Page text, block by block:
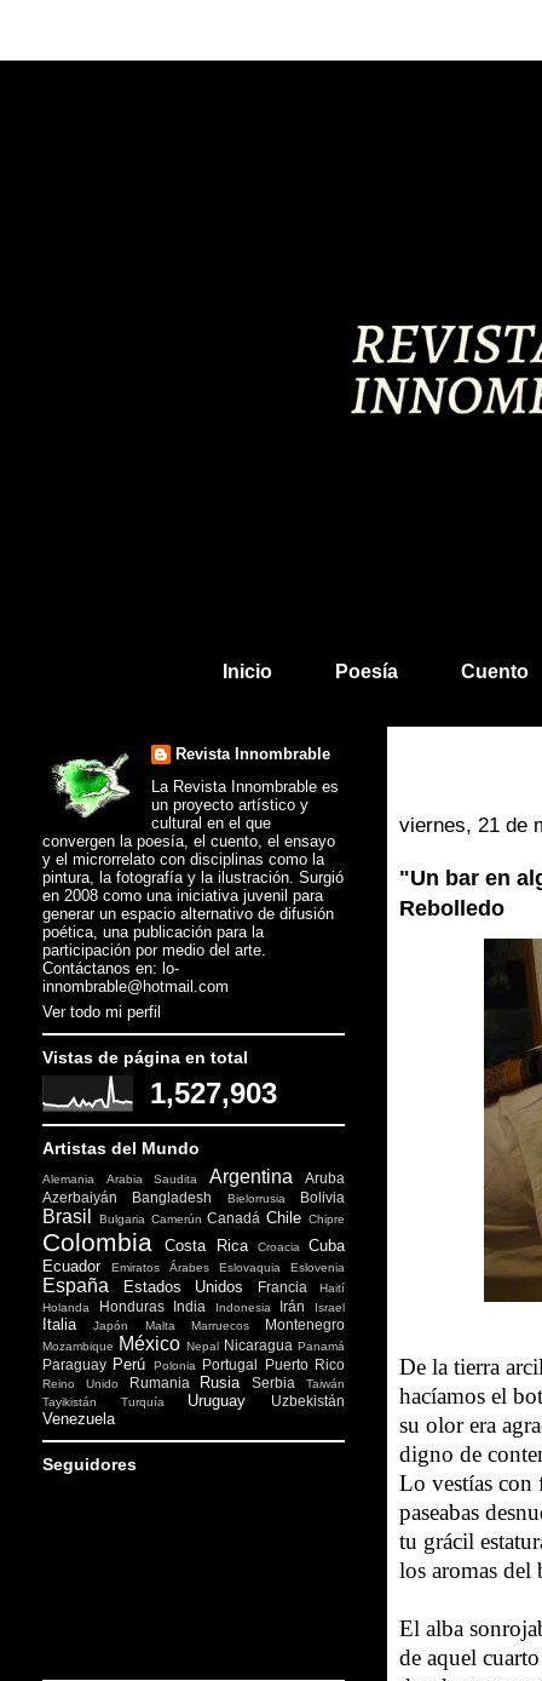
Inicio Poesía Cuento
viernes, 21 de
"Un bar en
Rebolledo
De la tierra
hacíamos el
su olor era
digno de
Lo vestías con
paseabas
tu grácil
los aromas del
El alba
de aquel cuarto
Revista Innombrable
La Revista Innombrable es
un proyecto artístico y
cultural en el que
convergen la poesía, el cuento, el ensayo
y el microrrelato con disciplinas como la
pintura, la fotografía y la ilustración. Surgió
en 2008 como una iniciativa juvenil para
generar un espacio alternativo de difusión
poética, una publicación para la
participación por medio del arte.
Contáctanos en: lo-
innombrable@hotmail.com
Ver todo mi perfil
Vistas de página en total
1,527,903
Artistas del Mundo
Alemania Arabia Saudita Argentina
Aruba
Azerbaiyán
Bangladesh Bielorrusia Bolivia
Brasil Bulgaria Camerún Canadá Chile Chipre
Colombia Costa Rica Croacia
Cuba
Ecuador
Emiratos Árabes Eslovaquia Eslovenia
España Estados Unidos Francia
Haití
Holanda
Honduras India Indonesia Irán Israel
Italia Japón Malta Marruecos Montenegro
Mozambique México Nepal Nicaragua Panamá
Paraguay Perú Polonia Portugal Puerto Rico
Reino Unido Rumania Rusia Serbia
Taiwán
Tayikistán
Turquía Uruguay Uzbekistán
Venezuela
Seguidores